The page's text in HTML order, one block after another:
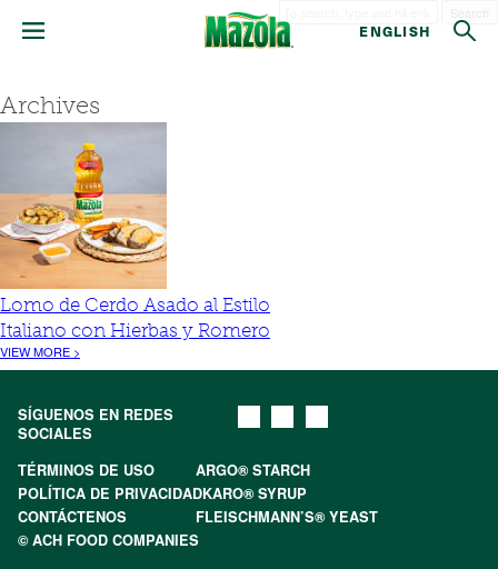
ENGLISH
Archives
Lomo de Cerdo Asado al Estilo
Italiano con Hierbas y Romero
VIEW MORE >
SÍGUENOS EN REDES
SOCIALES
TÉRMINOS DE USO
ARGO® STARCH
POLÍTICA DE PRIVACIDADKARO® SYRUP
CONTÁCTENOS
FLEISCHMANN’S® YEAST
© ACH FOOD COMPANIES